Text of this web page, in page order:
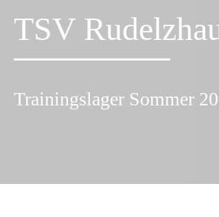
TSV
Trainingslager Sommer